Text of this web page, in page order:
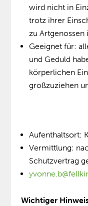
wird nicht in
trotz ihrer
zu Artgenossen
Geeignet für:
und Geduld
körperlichen
großzuziehen
Aufenthaltsort:
Vermittlung:
Schutzvertrag
Wichtiger